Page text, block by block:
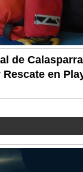
de
en